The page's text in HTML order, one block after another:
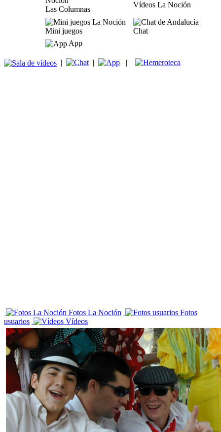
Las Columnas
Vídeos La Noción
Mini juegos
Chat
App
| | |
Fotos La Noción
Fotos
usuarios
Vídeos